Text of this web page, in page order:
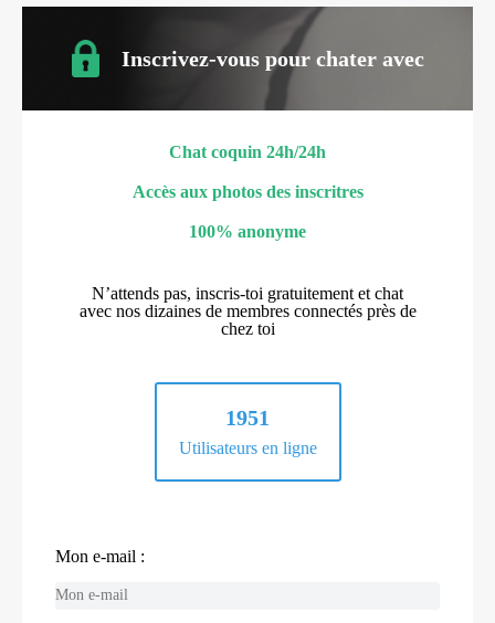
Inscrivez-vous pour chater avec
Chat coquin 24h/24h
Accès aux photos des inscritres
100% anonyme
N’attends pas, inscris-toi gratuitement et chat
avec nos dizaines de membres connectés près de
chez toi
1951
Utilisateurs en ligne
Mon e-mail :